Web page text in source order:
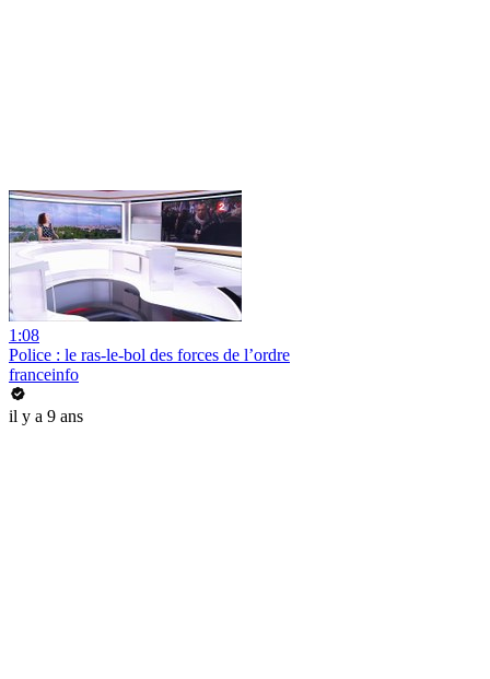
1:08
Police : le ras-le-bol des forces de l’ordre
franceinfo
il y a 9 ans